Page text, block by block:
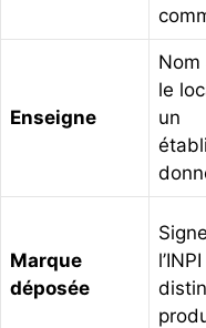
Enseigne
le
un
Marque
déposée